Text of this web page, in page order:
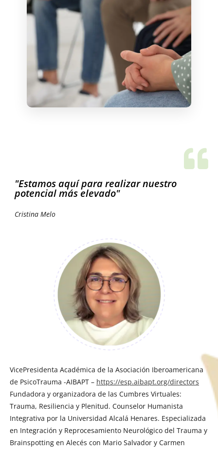
"Estamos aquí para realizar nuestro
potencial más elevado"
Cristina Melo
VicePresidenta Académica de la Asociación Iberoamericana
de PsicoTrauma -AIBAPT – https://esp.aibapt.org/directors
Fundadora y organizadora de las Cumbres Virtuales:
Trauma, Resiliencia y Plenitud. Counselor Humanista
Integrativa por la Universidad Alcalá Henares. Especializada
en Integración y Reprocesamiento Neurológico del Trauma y
Brainspotting en Alecés con Mario Salvador y Carmen